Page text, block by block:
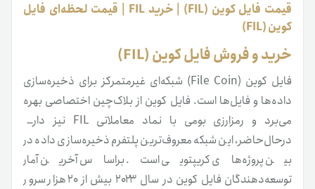
قیمت فایل کوین (FIL) | خرید FIL | قیمت لحظه‌ای‌ فایل
کوین (FIL)
خرید و فروش فایل کوین (FIL)
فایل کوین (File Coin) شبکه‌ای غیرمتمرکز برای ذخیره‌سازی
داده‌ها و فایل‌ها است. فایل کوین از بلاک‌چین اختصاصی بهره
می‌برد و رمزارزی بومی با نماد معاملاتی FIL نیز دارد.
در‌حال‌حاضر، این شبکه معروف‌ترین پلتفرم ذخیره‌سازی داده در
بین پروژه‌های کریپتویی است. بر‌اساس آخرین آمار
توسعه‌دهندگان فایل کوین در سال ۲۰۲۳ بیش از ۲۰ هزار سرور